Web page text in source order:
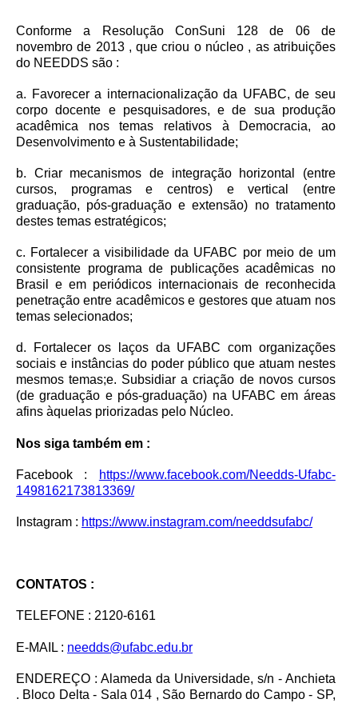
Conforme a Resolução ConSuni 128 de 06 de
novembro de 2013 , que criou o núcleo , as atribuições
do NEEDDS são :
a. Favorecer a internacionalização da UFABC, de seu
corpo docente e pesquisadores, e de sua produção
acadêmica nos temas relativos à Democracia, ao
Desenvolvimento e à Sustentabilidade;
b. Criar mecanismos de integração horizontal (entre
cursos, programas e centros) e vertical (entre
graduação, pós-graduação e extensão) no tratamento
destes temas estratégicos;
c. Fortalecer a visibilidade da UFABC por meio de um
consistente programa de publicações acadêmicas no
Brasil e em periódicos internacionais de reconhecida
penetração entre acadêmicos e gestores que atuam nos
temas selecionados;
d. Fortalecer os laços da UFABC com organizações
sociais e instâncias do poder público que atuam nestes
mesmos temas;e. Subsidiar a criação de novos cursos
(de graduação e pós-graduação) na UFABC em áreas
afins àquelas priorizadas pelo Núcleo.
Nos siga também em :
Facebook :
https://www.facebook.com/Needds-Ufabc-
1498162173813369/
Instagram : https://www.instagram.com/needdsufabc/
CONTATOS :
TELEFONE : 2120-6161
E-MAIL : needds@ufabc.edu.br
ENDEREÇO : Alameda da Universidade, s/n - Anchieta
. Bloco Delta - Sala 014 , São Bernardo do Campo - SP,